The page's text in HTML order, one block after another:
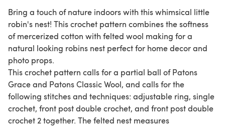
Bring a touch of nature indoors with this whimsical little
robin's nest! This crochet pattern combines the softness
of mercerized cotton with felted wool making for a
natural looking robins nest perfect for home decor and
photo props.
This crochet pattern calls for a partial ball of Patons
Grace and Patons Classic Wool, and calls for the
following stitches and techniques: adjustable ring, single
crochet, front post double crochet, and front post double
crochet 2 together. The felted nest measures